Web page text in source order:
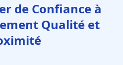
de Confiance à
Qualité et